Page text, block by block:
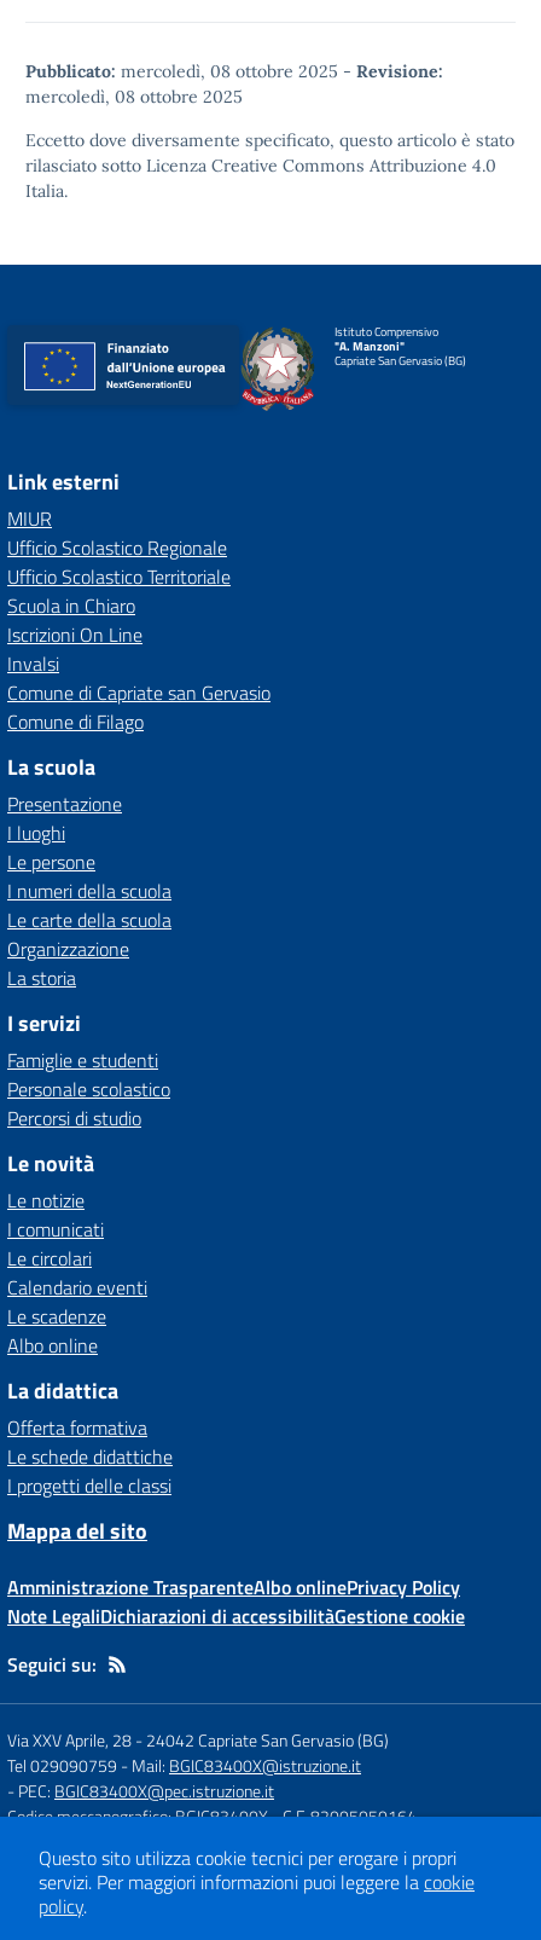
Pubblicato: mercoledì, 08 ottobre 2025 - Revisione:
mercoledì, 08 ottobre 2025
Eccetto dove diversamente specificato, questo articolo è stato
rilasciato sotto Licenza Creative Commons Attribuzione 4.0
Italia.
Istituto Comprensivo
"A. Manzoni"
Capriate San Gervasio (BG)
Link esterni
MIUR
Ufficio Scolastico Regionale
Ufficio Scolastico Territoriale
Scuola in Chiaro
Iscrizioni On Line
Invalsi
Comune di Capriate san Gervasio
Comune di Filago
La scuola
Presentazione
I luoghi
Le persone
I numeri della scuola
Le carte della scuola
Organizzazione
La storia
I servizi
Famiglie e studenti
Personale scolastico
Percorsi di studio
Le novità
Le notizie
I comunicati
Le circolari
Calendario eventi
Le scadenze
Albo online
La didattica
Offerta formativa
Le schede didattiche
I progetti delle classi
Mappa del sito
Amministrazione TrasparenteAlbo onlinePrivacy Policy
Note LegaliDichiarazioni di accessibilitàGestione cookie
Seguici su:
Via XXV Aprile, 28-24042 Capriate San Gervasio (BG)
Tel 029090759 - Mail: BGIC83400X@istruzione.it
- PEC: BGIC83400X@pec.istruzione.it
Codice meccanografico: BGIC83400X- C.F. 82005050164
Concept & Design by
Designers Italia
Questo sito utilizza cookie tecnici per erogare i propri
servizi. Per maggiori informazioni puoi leggere lacookie
policy.